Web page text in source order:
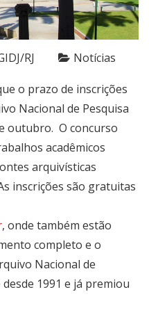
RJ Notícias
o prazo de inscrições
Nacional de Pesquisa
outubro. O concurso
acadêmicos
arquivísticas
inscrições são gratuitas
, onde também estão
completo e o
Nacional de
1991 e já premiou